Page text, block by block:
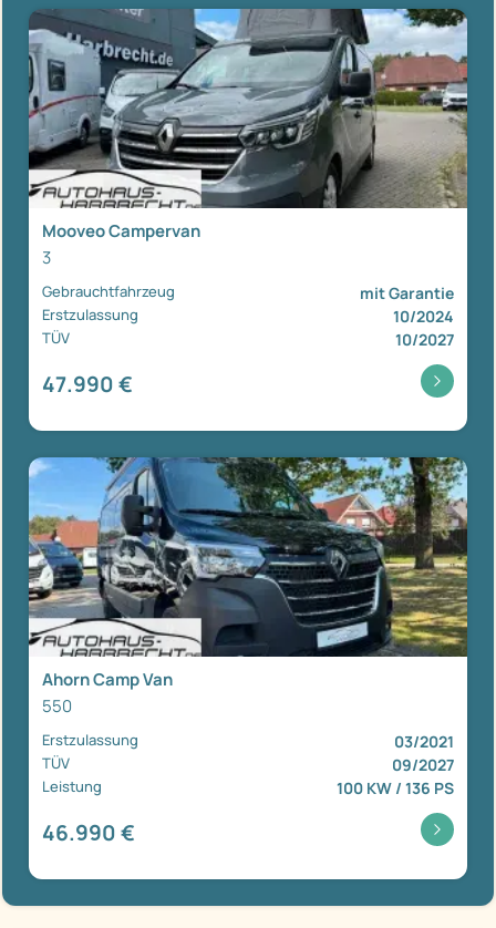
Mooveo Campervan
3
Gebrauchtfahrzeug mit Garantie
Erstzulassung 10/2024
TÜV 10/2027
47.990 €
Ahorn Camp Van
550
Erstzulassung 03/2021
TÜV 09/2027
Leistung 100 KW / 136 PS
46.990 €